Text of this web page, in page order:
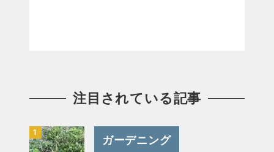
注目されている記事
ガーデニング